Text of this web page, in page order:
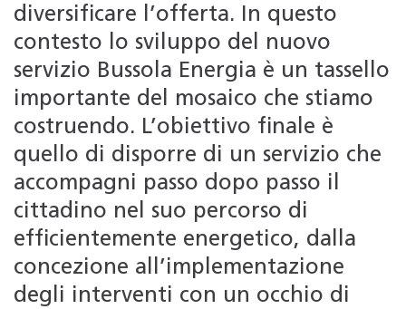
diversificare l’offerta. In questo
contesto lo sviluppo del nuovo
servizio Bussola Energia è un tassello
importante del mosaico che stiamo
costruendo. L’obiettivo finale è
quello di disporre di un servizio che
accompagni passo dopo passo il
cittadino nel suo percorso di
efficientemente energetico, dalla
concezione all’implementazione
degli interventi con un occhio di